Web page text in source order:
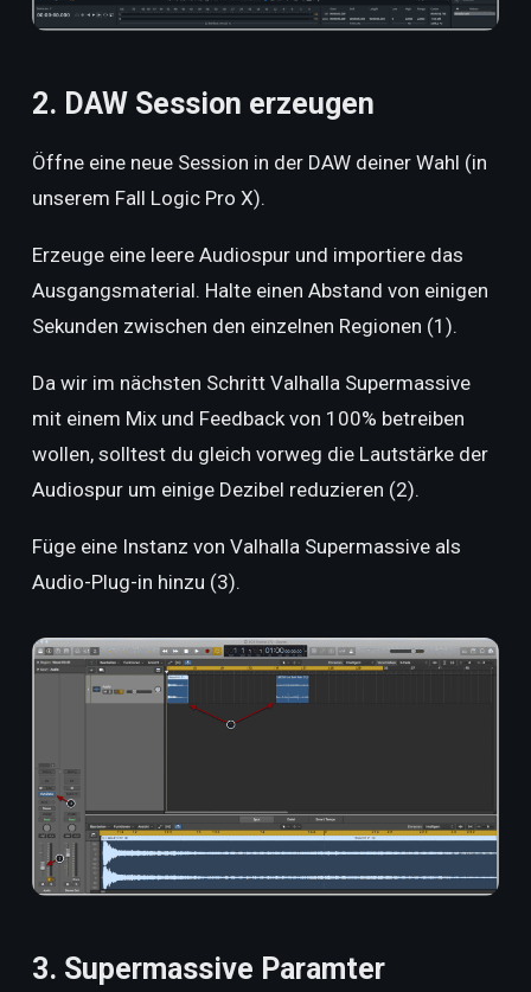
2. DAW Session erzeugen
Öffne eine neue Session in der DAW deiner Wahl (in
unserem Fall Logic Pro X).
Erzeuge eine leere Audiospur und importiere das
Ausgangsmaterial. Halte einen Abstand von einigen
Sekunden zwischen den einzelnen Regionen (1).
Da wir im nächsten Schritt Valhalla Supermassive
mit einem Mix und Feedback von 100% betreiben
wollen, solltest du gleich vorweg die Lautstärke der
Audiospur um einige Dezibel reduzieren (2).
Füge eine Instanz von Valhalla Supermassive als
Audio-Plug-in hinzu (3).
3. Supermassive Paramter